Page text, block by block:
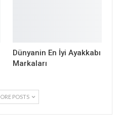
Dünyanin En İyi Ayakkabı
Markaları
POSTS